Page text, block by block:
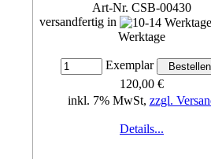
Art-Nr. CSB-00430
versandfertig in
Werktage
Exemplar
120,00 €
inkl. 7% MwSt, zzgl.
Details...